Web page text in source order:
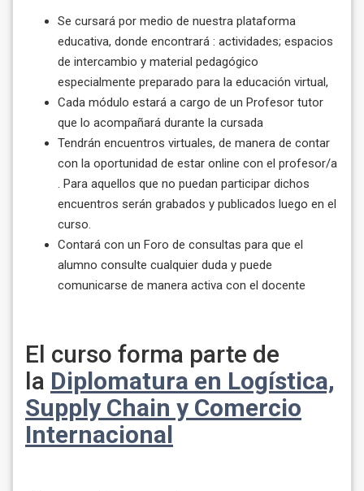
Se cursará por medio de nuestra plataforma
educativa, donde encontrará : actividades; espacios
de intercambio y material pedagógico
especialmente preparado para la educación virtual,
Cada módulo estará a cargo de un Profesor tutor
que lo acompañará durante la cursada
Tendrán encuentros virtuales, de manera de contar
con la oportunidad de estar online con el profesor/a
. Para aquellos que no puedan participar dichos
encuentros serán grabados y publicados luego en el
curso.
Contará con un Foro de consultas para que el
alumno consulte cualquier duda y puede
comunicarse de manera activa con el docente
El curso forma parte de
la Diplomatura en Logística,
Supply Chain y Comercio
Internacional